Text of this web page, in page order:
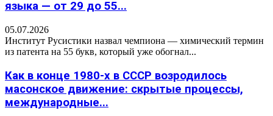
языка — от 29 до 55...
05.07.2026
Институт Русистики назвал чемпиона — химический термин
из патента на 55 букв, который уже обогнал...
Как в конце 1980-х в СССР возродилось
масонское движение: скрытые процессы,
международные...